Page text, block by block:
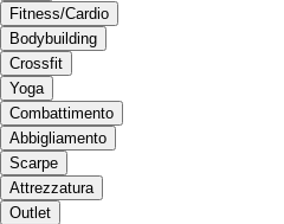
Fitness/Cardio
Bodybuilding
Crossfit
Yoga
Combattimento
Abbigliamento
Scarpe
Attrezzatura
Outlet